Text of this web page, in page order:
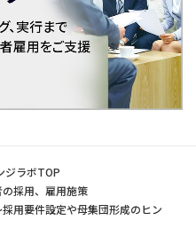
ジラボTOP
の採用、雇用施策
用要件設定や母集団形成のヒン